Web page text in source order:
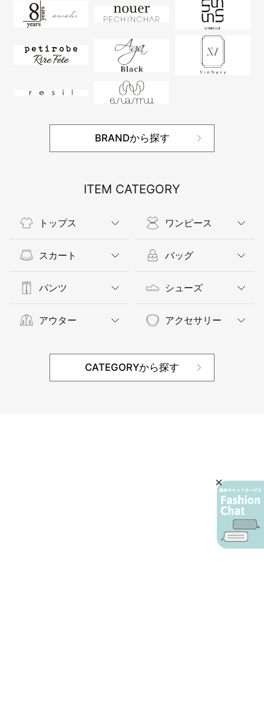
BRANDから探す
ITEM CATEGORY
トップス
スカート
パンツ
アウター
ワンピース
バッグ
シューズ
アクセサリー
CATEGORYから探す